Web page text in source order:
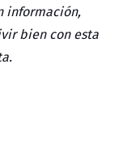
información,
bien con esta